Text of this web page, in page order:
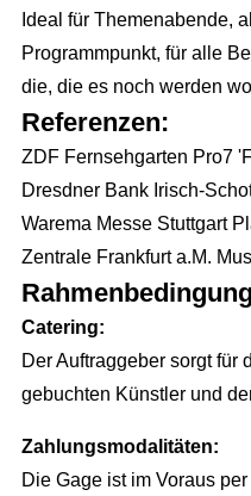
DJ
Public
LED
Die
Wir
Ideal für Themenabende,
Programmpunkt, für alle
die, die es noch werden
Referenzen:
ZDF Fernsehgarten Pro7
Dresdner Bank Irisch-
Warema Messe Stuttgart
Zentrale Frankfurt a.M.
Catering:
Der Auftraggeber sorgt für
gebuchten Künstler und
Zahlungsmodalitäten:
Die Gage ist im Voraus